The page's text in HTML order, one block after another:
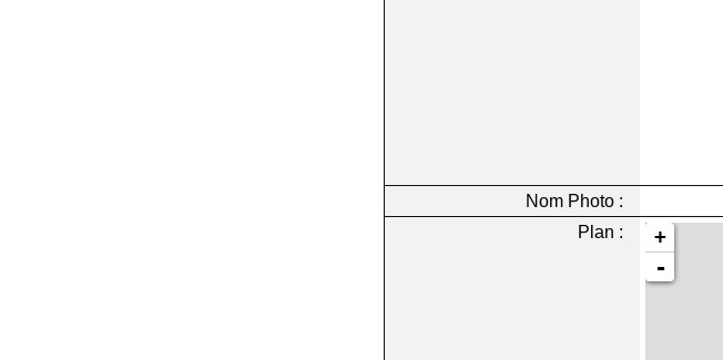
Nom Photo :
Plan :
+
-